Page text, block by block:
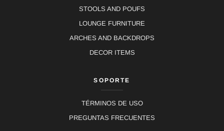
STOOLS AND POUFS
LOUNGE FURNITURE
ARCHES AND BACKDROPS
DECOR ITEMS
SOPORTE
TÉRMINOS DE USO
PREGUNTAS FRECUENTES